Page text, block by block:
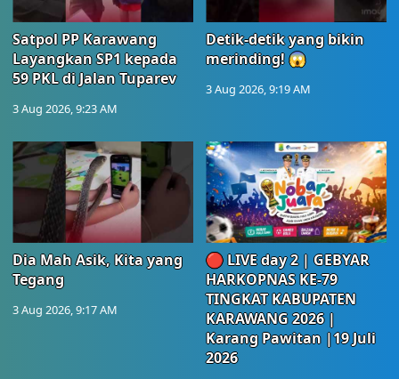
Satpol PP Karawang
Layangkan SP1 kepada
59 PKL di Jalan Tuparev
3 Aug 2026, 9:23 AM
Detik-detik yang bikin
merinding! 😱
3 Aug 2026, 9:19 AM
Dia Mah Asik, Kita yang
Tegang
3 Aug 2026, 9:17 AM
🔴 LIVE day 2 | GEBYAR
HARKOPNAS KE-79
TINGKAT KABUPATEN
KARAWANG 2026 |
Karang Pawitan |19 Juli
2026